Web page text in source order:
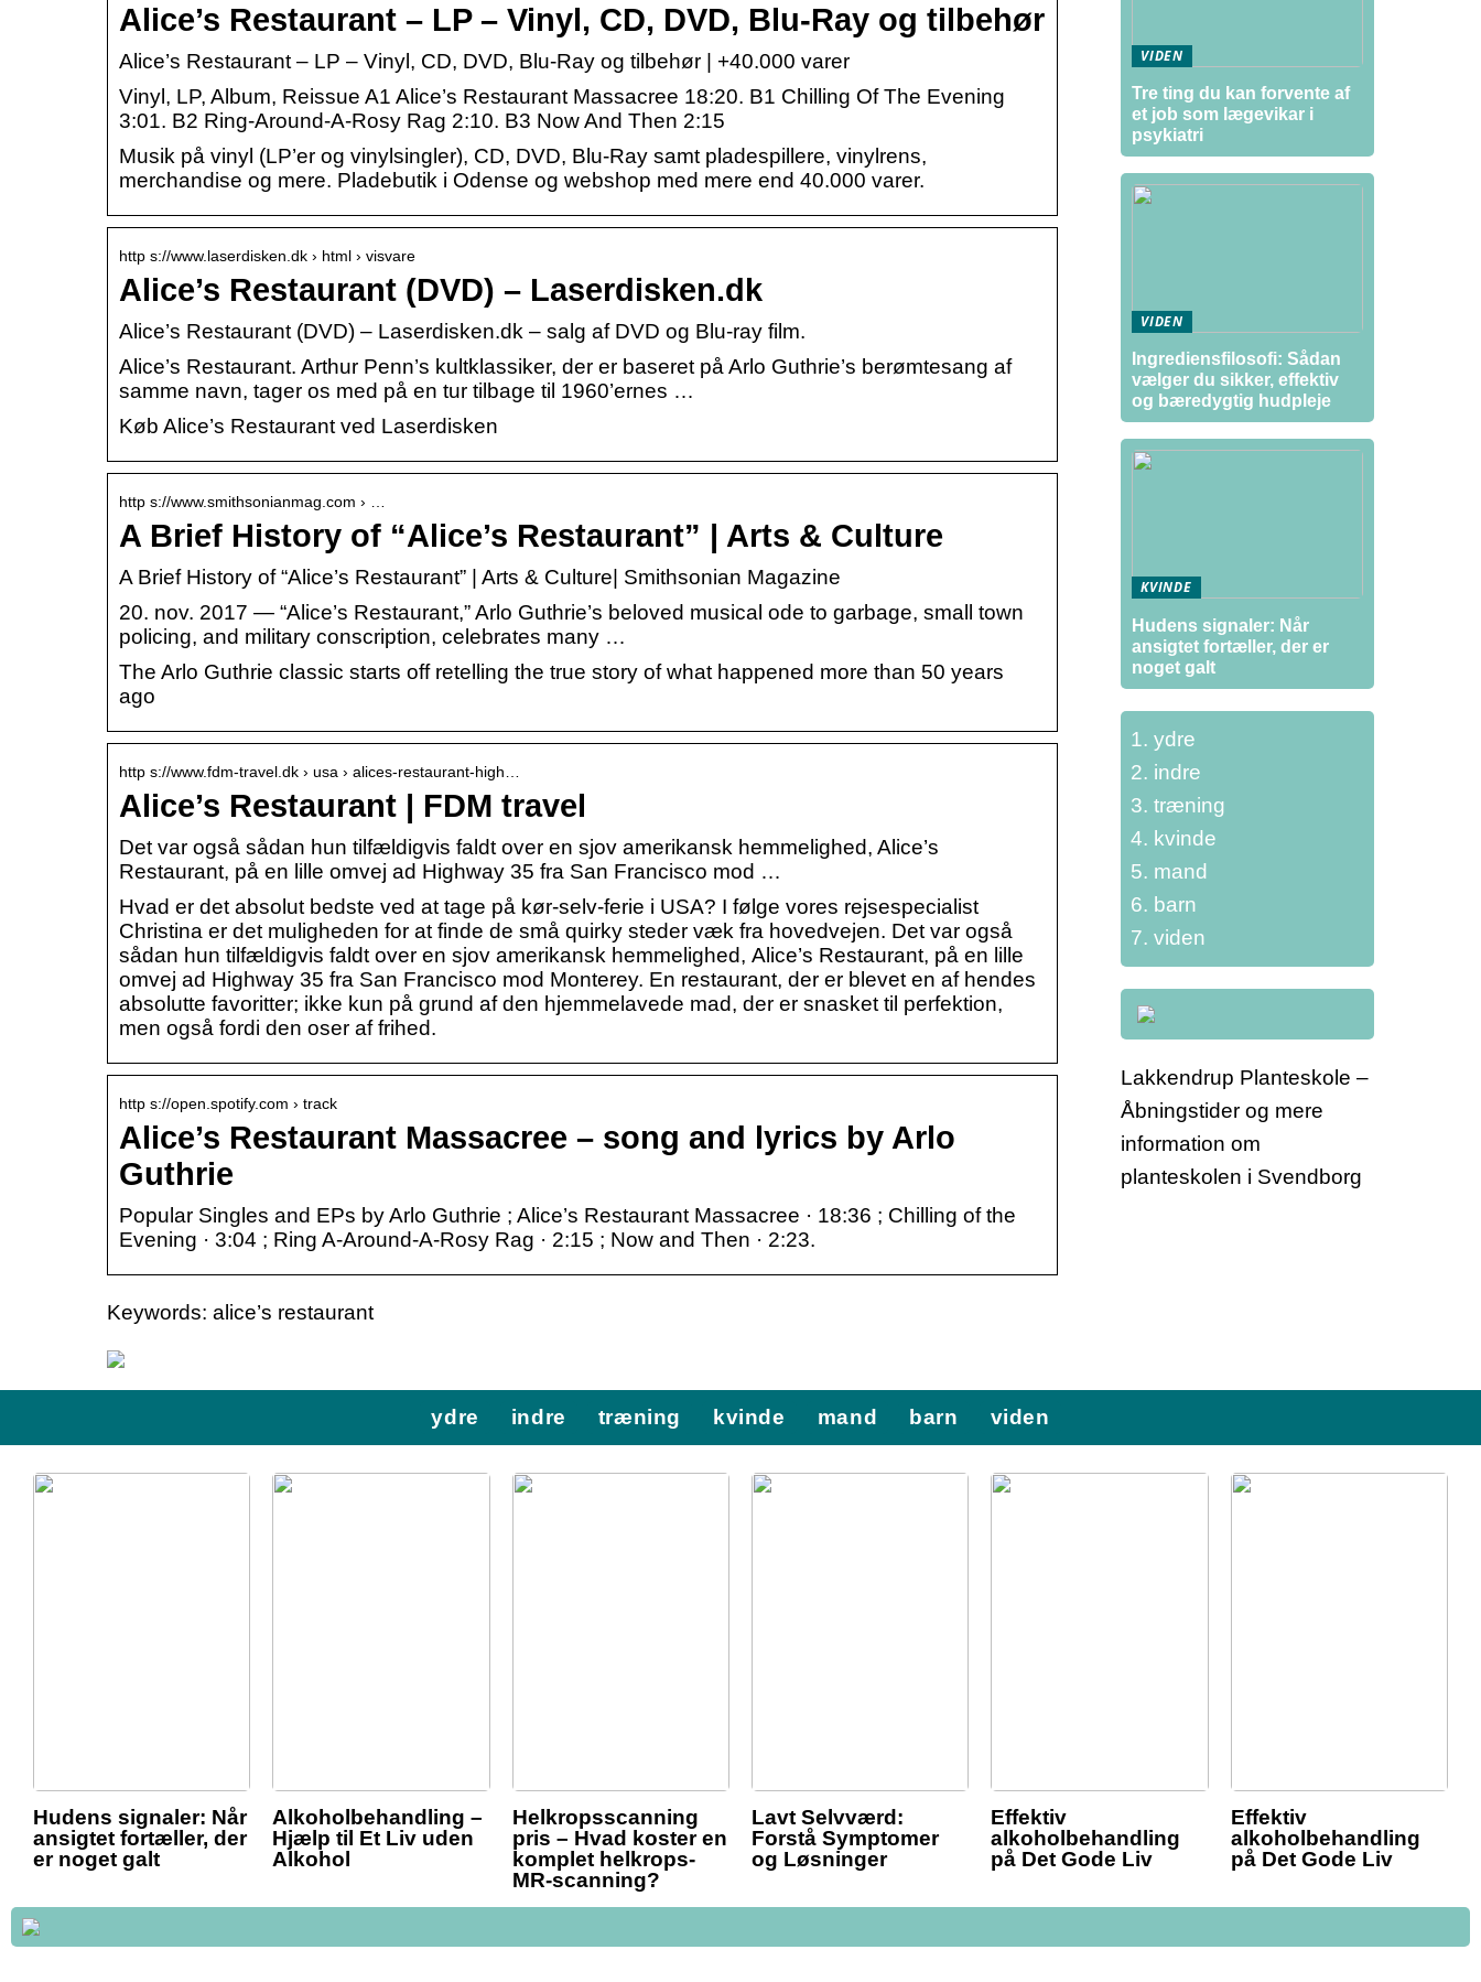
Alice’s Restaurant – LP – Vinyl, CD, DVD, Blu-Ray og tilbehør
Alice’s Restaurant – LP – Vinyl, CD, DVD, Blu-Ray og tilbehør | +40.000 varer
Vinyl, LP, Album, Reissue A1 Alice’s Restaurant Massacree 18:20. B1 Chilling Of The Evening
3:01. B2 Ring-Around-A-Rosy Rag 2:10. B3 Now And Then 2:15
Musik på vinyl (LP’er og vinylsingler), CD, DVD, Blu-Ray samt pladespillere, vinylrens,
merchandise og mere. Pladebutik i Odense og webshop med mere end 40.000 varer.
http s://www.laserdisken.dk › html › visvare
Alice’s Restaurant (DVD) – Laserdisken.dk
Alice’s Restaurant (DVD) – Laserdisken.dk – salg af DVD og Blu-ray film.
Alice’s Restaurant. Arthur Penn’s kultklassiker, der er baseret på Arlo Guthrie’s berømtesang af
samme navn, tager os med på en tur tilbage til 1960’ernes …
Køb Alice’s Restaurant ved Laserdisken
http s://www.smithsonianmag.com › …
A Brief History of “Alice’s Restaurant” | Arts & Culture
A Brief History of “Alice’s Restaurant” | Arts & Culture| Smithsonian Magazine
20. nov. 2017 — “Alice’s Restaurant,” Arlo Guthrie’s beloved musical ode to garbage, small town
policing, and military conscription, celebrates many …
The Arlo Guthrie classic starts off retelling the true story of what happened more than 50 years
ago
http s://www.fdm-travel.dk › usa › alices-restaurant-high…
Alice’s Restaurant | FDM travel
Det var også sådan hun tilfældigvis faldt over en sjov amerikansk hemmelighed, Alice’s
Restaurant, på en lille omvej ad Highway 35 fra San Francisco mod …
Hvad er det absolut bedste ved at tage på kør-selv-ferie i USA? I følge vores rejsespecialist
Christina er det muligheden for at finde de små quirky steder væk fra hovedvejen. Det var også
sådan hun tilfældigvis faldt over en sjov amerikansk hemmelighed, Alice’s Restaurant, på en lille
omvej ad Highway 35 fra San Francisco mod Monterey. En restaurant, der er blevet en af hendes
absolutte favoritter; ikke kun på grund af den hjemmelavede mad, der er snasket til perfektion,
men også fordi den oser af frihed.
http s://open.spotify.com › track
Alice’s Restaurant Massacree – song and lyrics by Arlo
Guthrie
Popular Singles and EPs by Arlo Guthrie ; Alice’s Restaurant Massacree · 18:36 ; Chilling of the
Evening · 3:04 ; Ring A-Around-A-Rosy Rag · 2:15 ; Now and Then · 2:23.
Keywords: alice’s restaurant
VIDEN
Tre ting du kan forvente af
et job som lægevikar i
psykiatri
VIDEN
Ingrediensfilosofi: Sådan
vælger du sikker, effektiv
og bæredygtig hudpleje
KVINDE
Hudens signaler: Når
ansigtet fortæller, der er
noget galt
ydre
indre
træning
kvinde
mand
barn
viden
Lakkendrup Planteskole –
Åbningstider og mere
information om
planteskolen i Svendborg
ydre indre træning kvinde mand barn viden
Hudens signaler: Når
ansigtet fortæller, der
er noget galt
Alkoholbehandling –
Hjælp til Et Liv uden
Alkohol
Helkropsscanning
pris – Hvad koster en
komplet helkrops-
MR-scanning?
Lavt Selvværd:
Forstå Symptomer
og Løsninger
Effektiv
alkoholbehandling
på Det Gode Liv
Effektiv
alkoholbehandling
på Det Gode Liv